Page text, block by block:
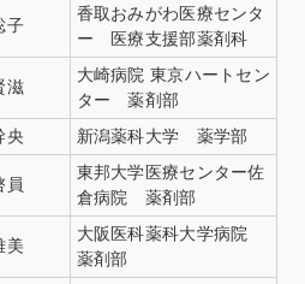
子
香取おみがわ医療センタ
ー 医療支援部薬剤科
滋
大崎病院 東京ハートセン
ター 薬剤部
央 新潟薬科大学 薬学部
東邦大学医療センター佐
倉病院 薬剤部
美
大阪医科薬科大学病院
薬剤部